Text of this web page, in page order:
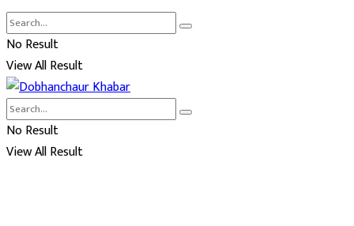
No Result
View All Result
No Result
View All Result